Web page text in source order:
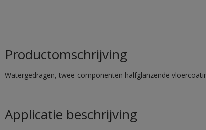
Productomschrijving
Watergedragen, twee-componenten halfglanzende
Applicatie beschrijving